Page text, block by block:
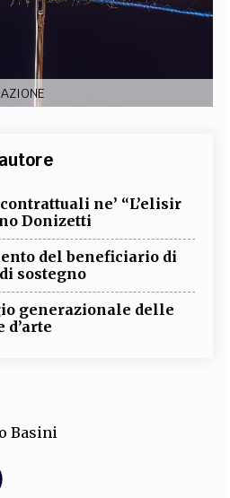
EXTRA
PROCEEDINGS
MEDIA
ne’ “L’elisir
Donizetti
del beneficiario di
sostegno
generazionale delle
Basini